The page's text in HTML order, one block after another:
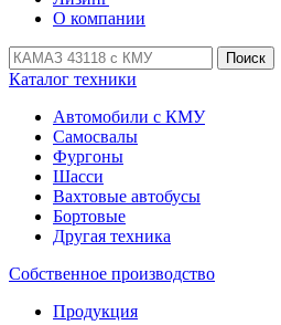
О компании
Поиск
Каталог техники
Автомобили с КМУ
Самосвалы
Фургоны
Шасси
Вахтовые автобусы
Бортовые
Другая техника
Собственное производство
Продукция